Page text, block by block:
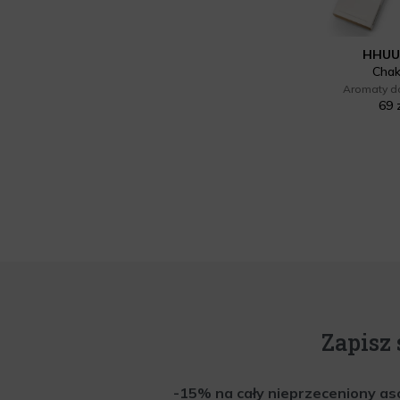
Aromaty
69
-15% na cały nieprzeceniony